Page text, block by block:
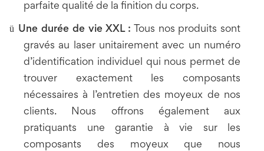
parfaite qualité de la finition du corps.
ü Une durée de vie XXL : Tous nos produits sont
gravés au laser unitairement avec un numéro
d’identification individuel qui nous permet de
trouver exactement les composants
nécessaires à l’entretien des moyeux de nos
clients. Nous offrons également aux
pratiquants une garantie à vie sur les
composants des moyeux que nous